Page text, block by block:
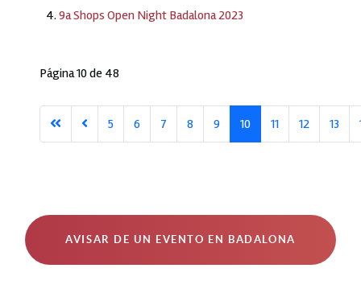
9a Shops Open Night Badalona 2023
Página 10 de 48
5 6 7 8 9 10 11 12 13
AVISAR DE UN EVENTO EN BADALONA